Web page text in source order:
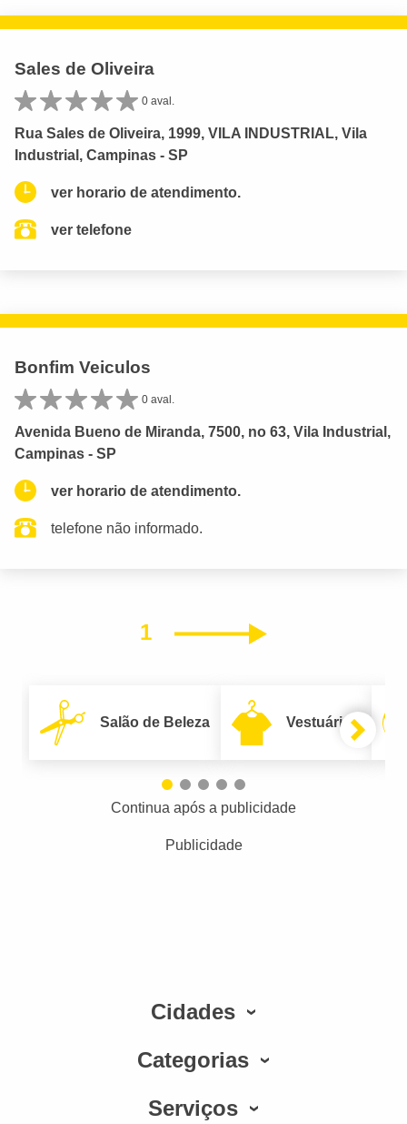
Sales de Oliveira
0 aval.
Rua Sales de Oliveira, 1999, VILA INDUSTRIAL, Vila
Industrial, Campinas - SP
ver horario de atendimento.
ver telefone
Bonfim Veiculos
0 aval.
Avenida Bueno de Miranda, 7500, no 63, Vila Industrial,
Campinas - SP
ver horario de atendimento.
telefone não informado.
1 Próximo
Salão de Beleza Vestuário
Continua após a publicidade
Publicidade
Cidades
Categorias
Serviços